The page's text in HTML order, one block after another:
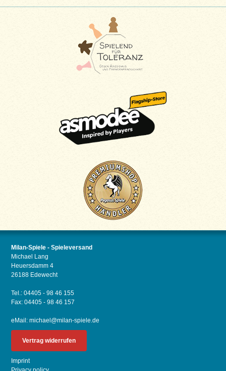
Milan-Spiele - Spieleversand
Michael Lang
Heuersdamm 4
26188 Edewecht
Tel.: 04405 - 98 46 155
Fax: 04405 - 98 46 157
eMail:michael@milan-spiele.de
Vertrag widerrufen
Imprint